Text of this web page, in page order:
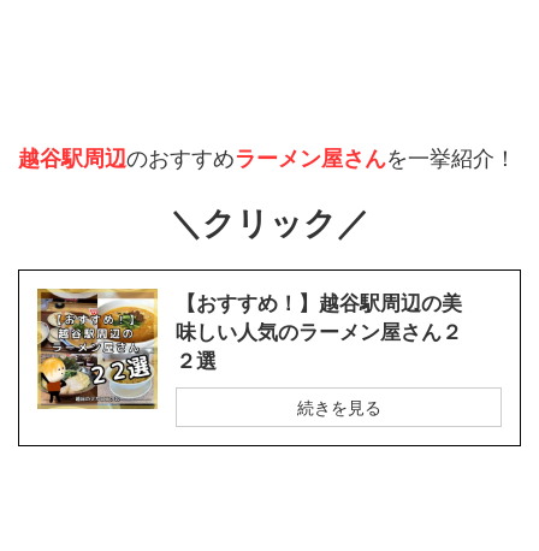
越谷駅周辺のおすすめラーメン屋さんを一挙紹介！
＼クリック／
【おすすめ！】越谷駅周辺の美
味しい人気のラーメン屋さん２
２選
続きを見る